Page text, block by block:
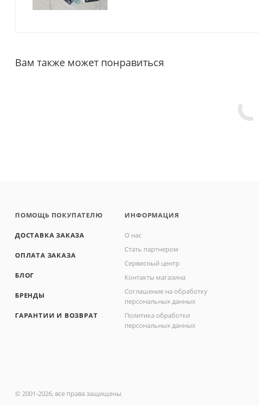
Вам также может понравиться
ПОМОЩЬ ПОКУПАТЕЛЮ
ДОСТАВКА ЗАКАЗА
ОПЛАТА ЗАКАЗА
БЛОГ
БРЕНДЫ
ГАРАНТИИ И ВОЗВРАТ
ИНФОРМАЦИЯ
О нас
Стать партнером
Сервисный центр
Контакты магазина
Соглашение на обработку
персональных данных
Политика обработки
персональных данных
© 2001-2026, все права защищены